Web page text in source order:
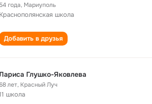
54 года, Мариуполь
Краснополянская школа
Добавить в друзья
Глушко-Яковлева
лет, Красный Луч
школа